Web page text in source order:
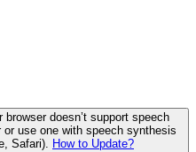
browser doesn’t support speech
use one with speech synthesis
Safari). How to Update?